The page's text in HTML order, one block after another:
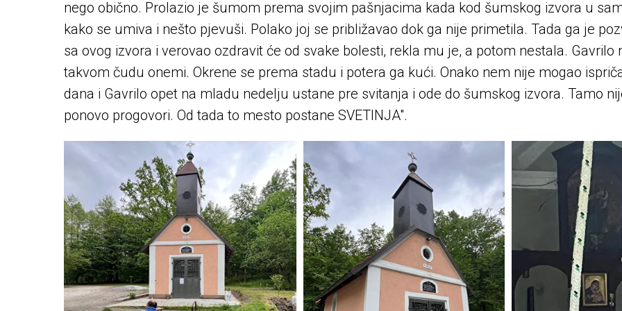
nego obično. Prolazio je šumom prema svojim pašnjacima kada kod šumskog izvora u
kako se umiva i nešto pjevuši. Polako joj se približavao dok ga nije primetila. Tada ga je
sa ovog izvora i verovao ozdravit će od svake bolesti, rekla mu je, a potom nestala.
takvom čudu onemi. Okrene se prema stadu i potera ga kući. Onako nem nije mogao
dana i Gavrilo opet na mladu nedelju ustane pre svitanja i ode do šumskog izvora. Tamo
ponovo progovori. Od tada to mesto postane SVETINJA".